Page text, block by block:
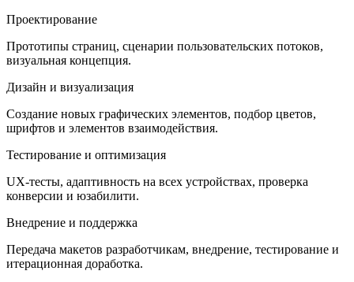
Проектирование
Прототипы страниц, сценарии пользовательских потоков,
визуальная концепция.
Дизайн и визуализация
Создание новых графических элементов, подбор цветов,
шрифтов и элементов взаимодействия.
Тестирование и оптимизация
UX-тесты, адаптивность на всех устройствах, проверка
конверсии и юзабилити.
Внедрение и поддержка
Передача макетов разработчикам, внедрение, тестирование и
итерационная доработка.